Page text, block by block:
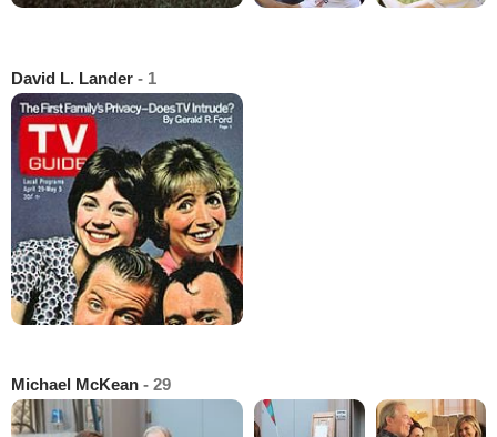
David L. Lander - 1
Michael McKean - 29